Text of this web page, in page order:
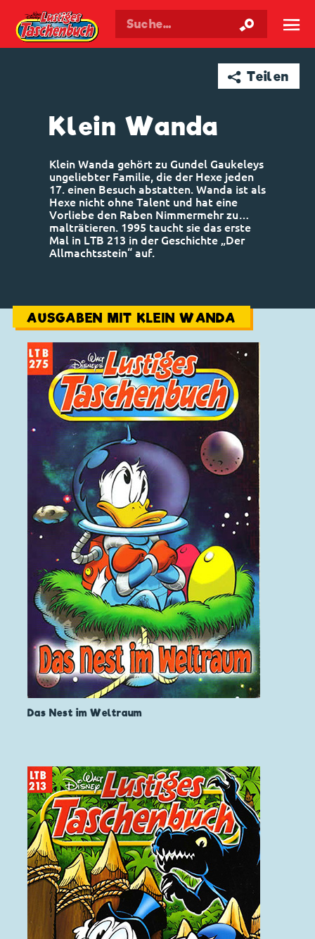
Walt Disneys Taschenbuch ☰
➦ Teilen
Klein Wanda
Klein Wanda gehört zu Gundel Gaukeleys
ungeliebter Familie, die der Hexe jeden
17. einen Besuch abstatten. Wanda ist als
Hexe nicht ohne Talent und hat eine
Vorliebe den Raben Nimmermehr zu…
malträtieren. 1995 taucht sie das erste
Mal in LTB 213 in der Geschichte „Der
Allmachtsstein“ auf.
AUSGABEN MIT KLEIN WANDA
Das Nest im Weltraum